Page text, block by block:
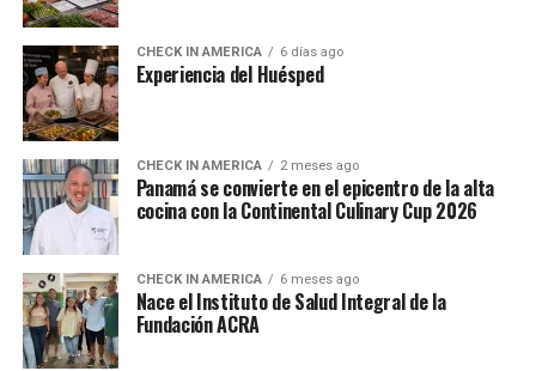
CHECK IN AMERICA 6 días ago
Experiencia del Huésped
CHECK IN AMERICA 2 meses ago
Panamá se convierte en el epicentro de la alta
cocina con la Continental Culinary Cup 2026
CHECK IN AMERICA 6 meses ago
Nace el Instituto de Salud Integral de la
Fundación ACRA